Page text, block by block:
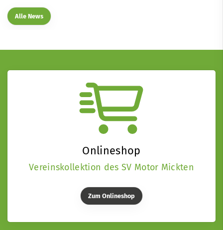
Alle News
Onlineshop
Vereinskollektion des SV Motor Mickten
Zum Onlineshop